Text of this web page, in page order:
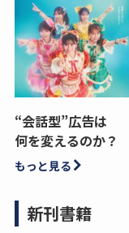
“会話型”広告は
何を変えるのか？
もっと見る
新刊書籍